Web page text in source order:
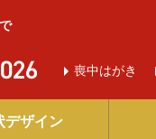
喪中はがき
デザイン